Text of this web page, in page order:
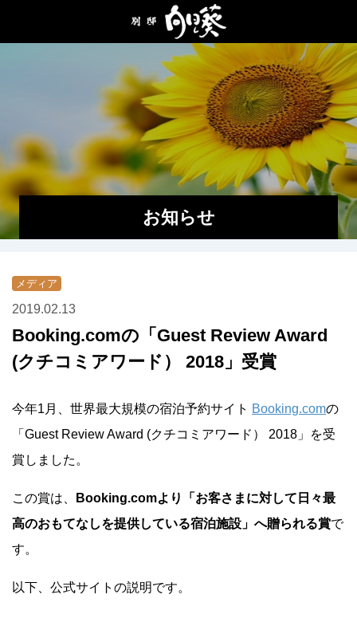
はじめての方へ
部屋
食事
ご予約
0288-54-2602
お知らせ
メディア
2019.02.13
Booking.comの「Guest Review Award
(クチコミアワード） 2018」受賞
今年1月、世界最大規模の宿泊予約サイト Booking.comの
「Guest Review Award (クチコミアワード） 2018」を受
賞しました。
この賞は、
Booking.comより「お客さまに対して日々最
高のおもてなしを提供している宿泊施設」へ贈られる賞で
す。
以下、公式サイトの説明です。